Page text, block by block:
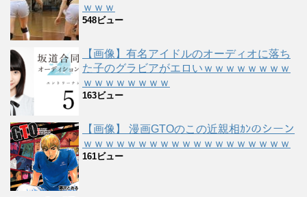
ｗｗｗ
548ビュー
【画像】有名アイドルのオーディオに落ち
た子のグラビアがエロいｗｗｗｗｗｗｗｗ
ｗｗｗｗｗｗｗｗ
163ビュー
【画像】 漫画GTOのこの近親相ｶﾝのシーン
ｗｗｗｗｗｗｗｗｗｗｗｗｗｗｗｗｗｗｗ
161ビュー